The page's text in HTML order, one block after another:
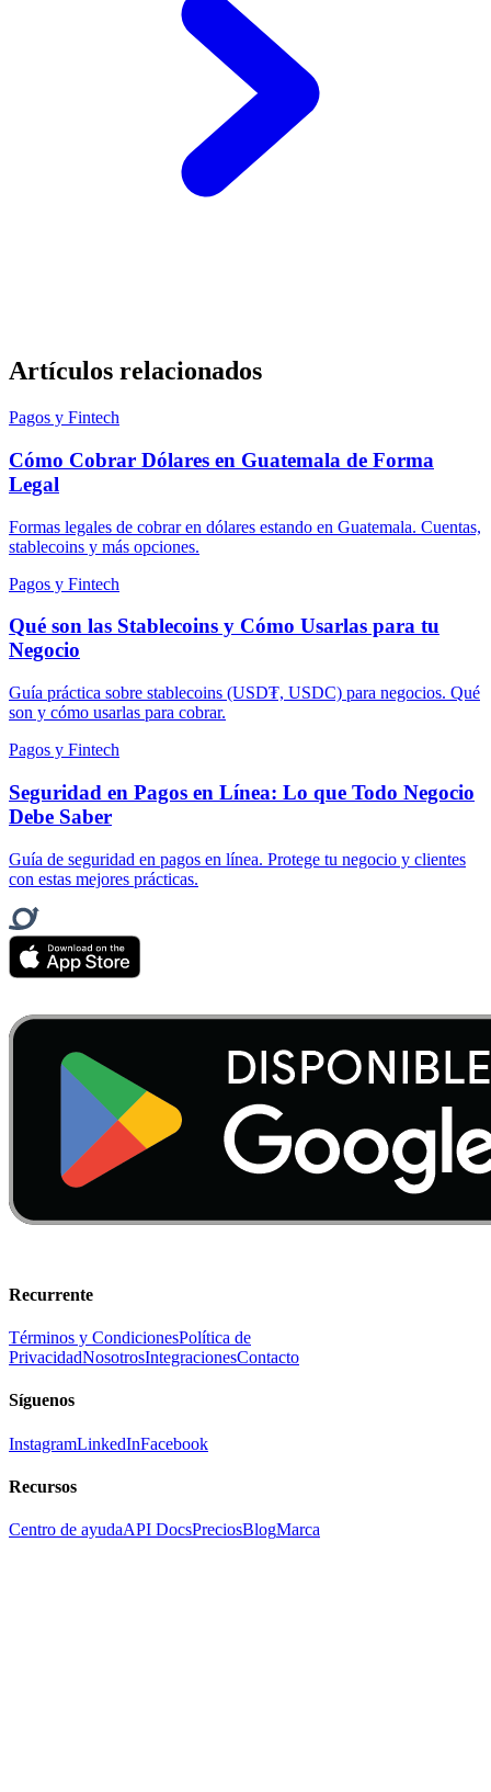
Artículos relacionados
Pagos y Fintech
Cómo Cobrar Dólares en Guatemala de Forma
Legal
Formas legales de cobrar en dólares estando en Guatemala. Cuentas,
stablecoins y más opciones.
Pagos y Fintech
Qué son las Stablecoins y Cómo Usarlas para tu
Negocio
Guía práctica sobre stablecoins (USD₮, USDC) para negocios. Qué
son y cómo usarlas para cobrar.
Pagos y Fintech
Seguridad en Pagos en Línea: Lo que Todo Negocio
Debe Saber
Guía de seguridad en pagos en línea. Protege tu negocio y clientes
con estas mejores prácticas.
Recurrente
Términos y CondicionesPolítica de
PrivacidadNosotrosIntegracionesContacto
Síguenos
InstagramLinkedInFacebook
Recursos
Centro de ayudaAPI DocsPreciosBlogMarca